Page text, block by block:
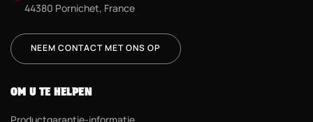
44380 Pornichet, France
NEEM CONTACT MET ONS OP
OM U TE HELPEN